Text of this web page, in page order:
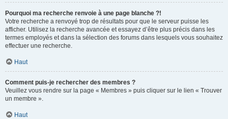
Pourquoi ma recherche renvoie à une page blanche ?!
Votre recherche a renvoyé trop de résultats pour que le serveur puisse les
afficher. Utilisez la recherche avancée et essayez d’être plus précis dans les
termes employés et dans la sélection des forums dans lesquels vous souhaitez
effectuer une recherche.
Haut
Comment puis-je rechercher des membres ?
Veuillez vous rendre sur la page « Membres » puis cliquer sur le lien « Trouver
un membre ».
Haut